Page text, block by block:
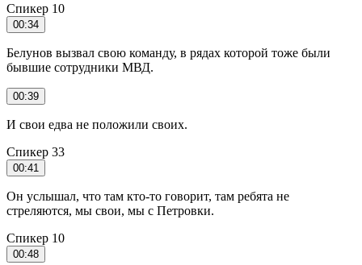
Спикер 10
00:34
Белунов вызвал свою команду, в рядах которой тоже были
бывшие сотрудники МВД.
00:39
И свои едва не положили своих.
Спикер 33
00:41
Он услышал, что там кто-то говорит, там ребята не
стреляются, мы свои, мы с Петровки.
Спикер 10
00:48